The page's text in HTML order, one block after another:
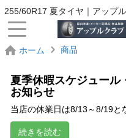
255/60R17 夏タイヤ｜アップ
ホーム 商品
夏季休暇スケジュール
お知らせ
当店の休業日は8/13～8/19と
続きを読む